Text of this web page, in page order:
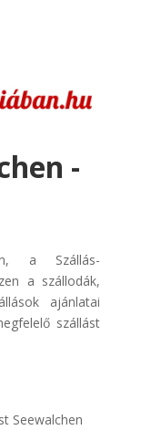
-
a Szállás-
a szállodák,
ajánlatai
szállást
Seewalchen